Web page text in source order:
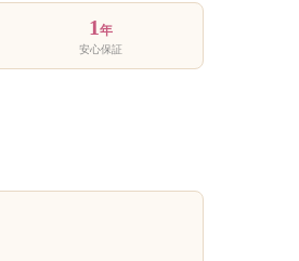
1 年
安心保証